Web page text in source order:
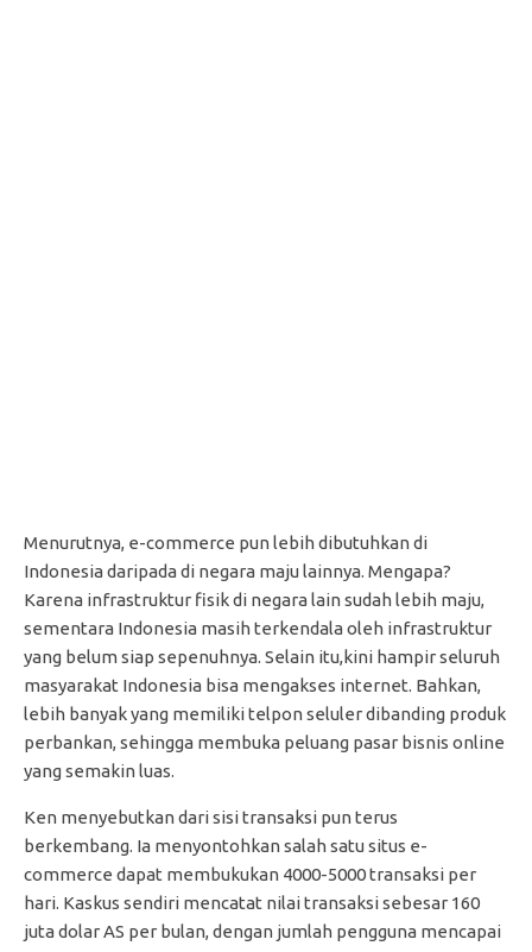
Menurutnya, e-commerce pun lebih dibutuhkan di
Indonesia daripada di negara maju lainnya. Mengapa?
Karena infrastruktur fisik di negara lain sudah lebih maju,
sementara Indonesia masih terkendala oleh infrastruktur
yang belum siap sepenuhnya. Selain itu,kini hampir seluruh
masyarakat Indonesia bisa mengakses internet. Bahkan,
lebih banyak yang memiliki telpon seluler dibanding produk
perbankan, sehingga membuka peluang pasar bisnis online
yang semakin luas.
Ken menyebutkan dari sisi transaksi pun terus
berkembang. Ia menyontohkan salah satu situs e-
commerce dapat membukukan 4000-5000 transaksi per
hari. Kaskus sendiri mencatat nilai transaksi sebesar 160
juta dolar AS per bulan, dengan jumlah pengguna mencapai